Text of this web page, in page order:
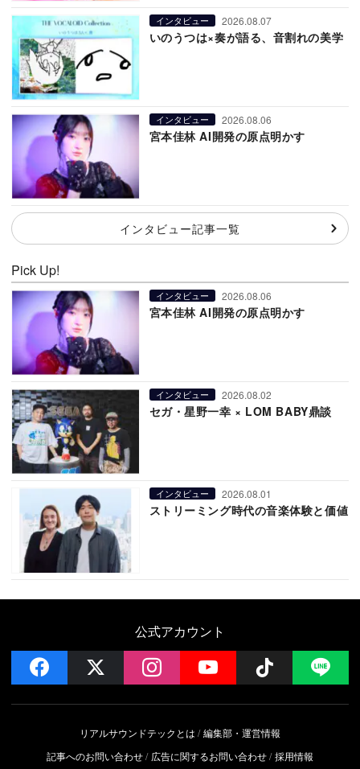
インタビュー 2026.08.07
いのうつは×奏が語る、音割れの美学
インタビュー 2026.08.06
宮本佳林 AI開発の原点明かす
インタビュー記事一覧
Pick Up!
インタビュー 2026.08.06
宮本佳林 AI開発の原点明かす
インタビュー 2026.08.02
セガ・星野一幸 × LOM BABY鼎談
インタビュー 2026.08.01
ストリーミング時代の音楽体験と価値
公式アカウント
facebook instagramYouTube Follow
リアルサウンドテックとは
編集部・運営情報
記事へのお問い合わせ
広告に関するお問い合わせ 採用情報